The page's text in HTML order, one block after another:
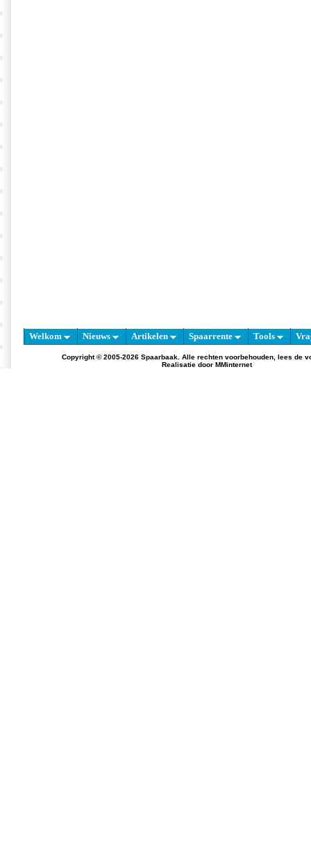
Welkom Nieuws Artikelen Spaarrente Tools
Copyright © 2005-2026 Spaarbaak. Alle rechten voorbehouden, lees de
Realisatie door MMinternet